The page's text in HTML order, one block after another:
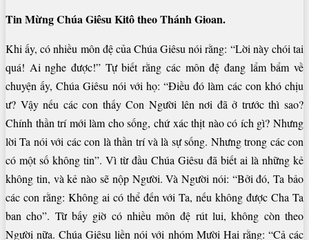
Tin Mừng Chúa Giêsu Kitô theo Thánh Gioan.
Khi ấy, có nhiều môn đệ của Chúa Giêsu nói rằng: “Lời này chói tai
quá! Ai nghe được!” Tự biết rằng các môn đệ đang lẩm bẩm về
chuyện ấy, Chúa Giêsu nói với họ: “Ðiều đó làm các con khó chịu
ư? Vậy nếu các con thấy Con Người lên nơi đã ở trước thì sao?
Chính thần trí mới làm cho sống, chứ xác thịt nào có ích gì? Nhưng
lời Ta nói với các con là thần trí và là sự sống. Nhưng trong các con
có một số không tin”. Vì từ đầu Chúa Giêsu đã biết ai là những kẻ
không tin, và kẻ nào sẽ nộp Người. Và Người nói: “Bởi đó, Ta bảo
các con rằng: Không ai có thể đến với Ta, nếu không được Cha Ta
ban cho”. Từ bấy giờ có nhiều môn đệ rút lui, không còn theo
Người nữa. Chúa Giêsu liền nói với nhóm Mười Hai rằng: “Cả các